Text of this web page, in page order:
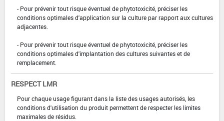
- Pour prévenir tout risque éventuel de phytotoxicité, préciser les
conditions optimales d'application sur la culture par rapport aux cultures
adjacentes.
- Pour prévenir tout risque éventuel de phytotoxicité, préciser les
conditions optimales d'implantation des cultures suivantes et de
remplacement.
RESPECT LMR
Pour chaque usage figurant dans la liste des usages autorisés, les
conditions d'utilisation du produit permettent de respecter les limites
maximales de résidus.